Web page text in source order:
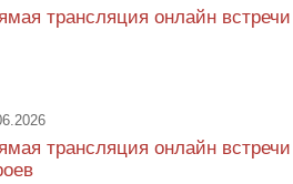
трансляция онлайн
трансляция онлайн